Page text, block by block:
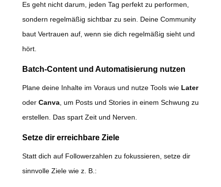
Es geht nicht darum, jeden Tag perfekt zu performen,
sondern regelmäßig sichtbar zu sein. Deine Community
baut Vertrauen auf, wenn sie dich regelmäßig sieht und
hört.
Batch-Content und Automatisierung nutzen
Plane deine Inhalte im Voraus und nutze Tools wie Later
oder Canva, um Posts und Stories in einem Schwung zu
erstellen. Das spart Zeit und Nerven.
Setze dir erreichbare Ziele
Statt dich auf Followerzahlen zu fokussieren, setze dir
sinnvolle Ziele wie z. B.: